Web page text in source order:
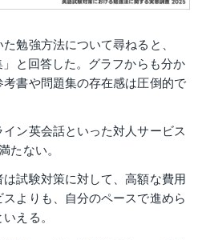
勉強方法について尋ねると、
と回答した。グラフからも分か
書や問題集の存在感は圧倒的で
ン英会話といった対人サービス
たない。
試験対策に対して、高額な費用
よりも、自分のペースで進めら
える。